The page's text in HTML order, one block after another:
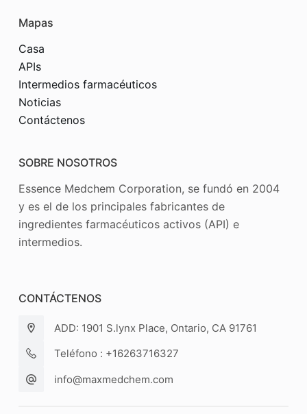
Mapas
Casa
APIs
Intermedios farmacéuticos
Noticias
Contáctenos
SOBRE NOSOTROS
Essence Medchem Corporation, se fundó en 2004
y es el de los principales fabricantes de
ingredientes farmacéuticos activos (API) e
intermedios.
CONTÁCTENOS
ADD: 1901 S.lynx Place, Ontario, CA 91761
Teléfono : +16263716327
info@maxmedchem.com